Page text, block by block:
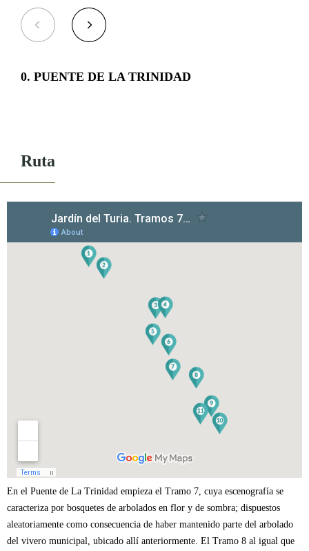
EL PUENTE DE LAS FLORES
El puente de las Flores atraviesa el antiguo cauce del río Turia, desde la
La particularidad de este puente es que siempre está adornado con flores,
de ahí su nombre, y, según la época del año que sea, lo adorna un tipo u
El puente tiene 156 metros de longitud y 24 metros de anchura,
distribuidos en una calzada central, dos arcos porta-jardineras (que alojan
3.570 macetas) y dos aceras peatonales con bancos y suelo de madera,
estando atravesado por una docena de palmeras Washingtonia robusta.
Tramo 7, INFORMACIÓN ADICIONAL:
Más información sobre accesibilidad
Tramo 8, INFORMACIÓN ADICIONAL:
Más información sobre accesibilidad
0. PUENTE DE LA TRINIDAD
Ruta
En el Puente de La Trinidad empieza el Tramo 7, cuya escenografía se
caracteriza por bosquetes de arbolados en flor y de sombra; dispuestos
aleatoriamente como consecuencia de haber mantenido parte del arbolado
del vivero municipal, ubicado allí anteriormente. El Tramo 8 al igual que